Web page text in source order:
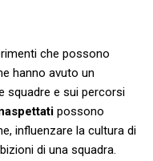
che possono
⁤hanno avuto un
squadre e sui percorsi
possono
influenzare la cultura di
di una squadra.‌